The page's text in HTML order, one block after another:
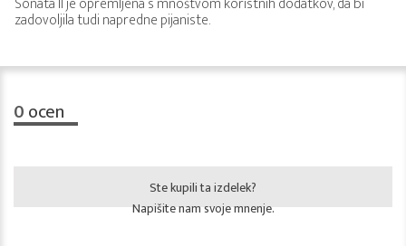
zadovoljila tudi napredne pijaniste.
0ocen
Ste kupili ta izdelek?
Napišite nam svoje mnenje.